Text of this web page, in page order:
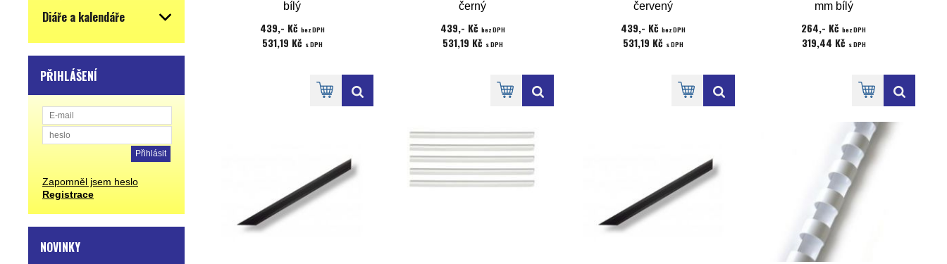
Diáře a kalendáře
PŘIHLÁŠENÍ
Zapomněl jsem heslo
Registrace
NOVINKY
bílý
439,- Kč bez DPH
531,19 Kč s DPH
černý
439,- Kč bez DPH
531,19 Kč s DPH
červený
439,- Kčbez DPH
531,19 Kč s DPH
mm bílý
264,- Kčbez DPH
319,44 Kč s DPH